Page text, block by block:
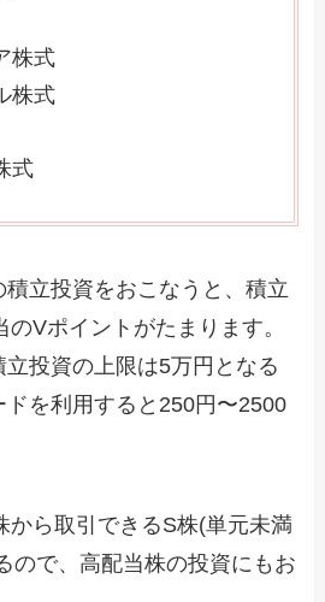
株式
株式
式
立投資をおこなうと、積立
Vポイントがたまります。
投資の上限は5万円となる
を利用すると250円〜2500
から取引できるS株(単元未満
ので、高配当株の投資にもお